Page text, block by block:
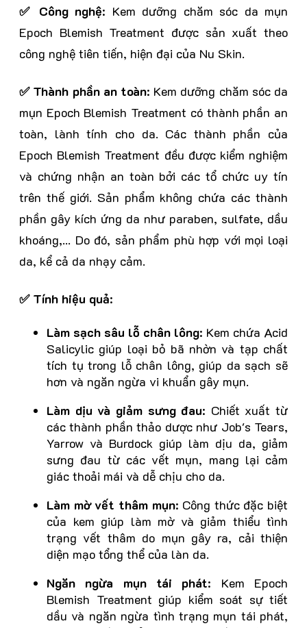
✅ Công nghệ: Kem dưỡng chăm sóc da mụn
Epoch Blemish Treatment được sản xuất theo
công nghệ tiên tiến, hiện đại của Nu Skin.
✅ Thành phần an toàn: Kem dưỡng chăm sóc da
mụn Epoch Blemish Treatment có thành phần an
toàn, lành tính cho da. Các thành phần của
Epoch Blemish Treatment đều được kiểm nghiệm
và chứng nhận an toàn bởi các tổ chức uy tín
trên thế giới. Sản phẩm không chứa các thành
phần gây kích ứng da như paraben, sulfate, dầu
khoáng,... Do đó, sản phẩm phù hợp với mọi loại
da, kể cả da nhạy cảm.
✅ Tính hiệu quả:
Làm sạch sâu lỗ chân lông: Kem chứa Acid
Salicylic giúp loại bỏ bã nhờn và tạp chất
tích tụ trong lỗ chân lông, giúp da sạch sẽ
hơn và ngăn ngừa vi khuẩn gây mụn.
Làm dịu và giảm sưng đau: Chiết xuất từ
các thành phần thảo dược như Job's Tears,
Yarrow và Burdock giúp làm dịu da, giảm
sưng đau từ các vết mụn, mang lại cảm
giác thoải mái và dễ chịu cho da.
Làm mờ vết thâm mụn: Công thức đặc biệt
của kem giúp làm mờ và giảm thiểu tình
trạng vết thâm do mụn gây ra, cải thiện
diện mạo tổng thể của làn da.
Ngăn ngừa mụn tái phát: Kem Epoch
Blemish Treatment giúp kiểm soát sự tiết
dầu và ngăn ngừa tình trạng mụn tái phát,